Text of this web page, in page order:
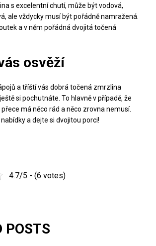
s excelentní chutí, může být vodová,
ale vždycky musí být pořádně namražená.
a v něm pořádná dvojitátočená
osvěží
a tříští vás dobrá točená zmrzlina
si pochutnáte. To hlavně v případě, že
má něco rád a něco zrovna nemusí.
a dejte si dvojitou porci!
4.7/5 - (6 votes)
POSTS